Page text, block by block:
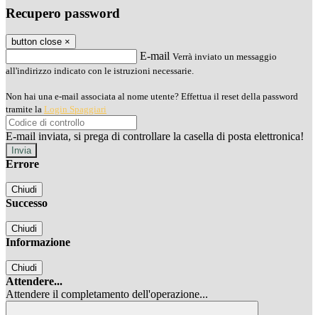
Recupero password
button close ×
E-mail Verrà inviato un messaggio
all'indirizzo indicato con le istruzioni necessarie.
Non hai una e-mail associata al nome utente? Effettua il reset della password
tramite la Login Spaggiari
E-mail inviata, si prega di controllare la casella di posta elettronica!
Errore
Chiudi
Successo
Chiudi
Informazione
Chiudi
Attendere...
Attendere il completamento dell'operazione...